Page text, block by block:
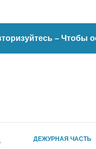
– Чтобы
ДЕЖУРНАЯ ЧАСТЬ